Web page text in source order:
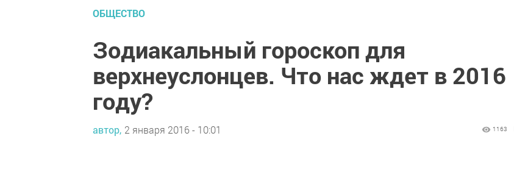
ОБЩЕСТВО
Зодиакальный гороскоп для
верхнеуслонцев. Что нас ждет в 2016
году?
автор, 2 января 2016 - 10:01 1163